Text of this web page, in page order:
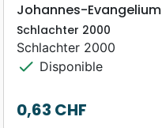
Johannes-Evangelium
Schlachter 2000
Schlachter 2000
check Disponible
Prix
0,63 CHF